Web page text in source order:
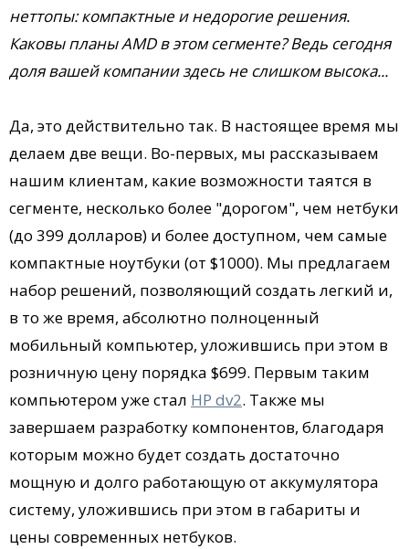
неттопы: компактные и недорогие решения.
Каковы планы AMD в этом сегменте? Ведь сегодня
доля вашей компании здесь не слишком высока...
Да, это действительно так. В настоящее время мы
делаем две вещи. Во-первых, мы рассказываем
нашим клиентам, какие возможности таятся в
сегменте, несколько более "дорогом", чем нетбуки
(до 399 долларов) и более доступном, чем самые
компактные ноутбуки (от $1000). Мы предлагаем
набор решений, позволяющий создать легкий и,
в то же время, абсолютно полноценный
мобильный компьютер, уложившись при этом в
розничную цену порядка $699. Первым таким
компьютером уже стал HP dv2. Также мы
завершаем разработку компонентов, благодаря
которым можно будет создать достаточно
мощную и долго работающую от аккумулятора
систему, уложившись при этом в габариты и
цены современных нетбуков.